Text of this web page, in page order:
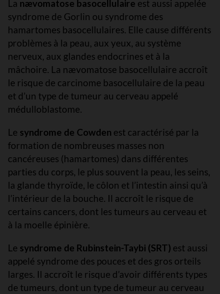
La nævomatose basocellulaire est aussi appelée
syndrome de Gorlin ou syndrome des
hamartomes basocellulaires. Elle cause différents
problèmes à la peau, aux yeux, au système
nerveux, aux glandes endocrines et à la
mâchoire. La nævomatose basocellulaire accroît
le risque de carcinome basocellulaire de la peau
et d’un type de tumeur au cerveau appelé
médulloblastome.
Le syndrome de Cowden est caractérisé par la
formation de nombreuses masses non
cancéreuses (hamartomes) dans différentes
parties du corps, le plus souvent la peau, les seins,
la glande thyroïde, le côlon et l’intestin ainsi qu’à
l’intérieur de la bouche. Il accroît le risque de
certains cancers, dont les tumeurs au cerveau et
à la moelle épinière.
Le syndrome de Rubinstein-Taybi (SRT) est aussi
appelé syndrome des pouces et des gros orteils
larges. Il accroît le risque d’avoir différents types
de tumeurs, dont un type de tumeur au cerveau